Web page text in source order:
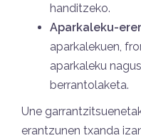
handitzeko.
Aparkaleku-
aparkalekuen,
aparkaleku
berrantolaketa.
Une
erantzunen txanda